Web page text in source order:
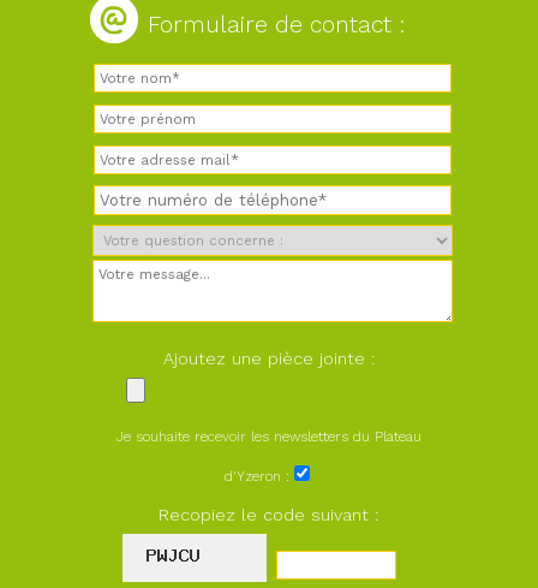
Formulaire de contact :
Ajoutez une pièce jointe :
Je souhaite recevoir les newsletters du Plateau
d'Yzeron :
Recopiez le code suivant :